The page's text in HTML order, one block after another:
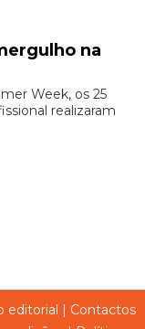
na
Week, os 25
realizaram
editorial | Contactos